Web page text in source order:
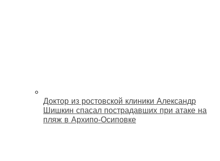
Доктор из ростовской клиники Александр
Шишкин спасал пострадавших при атаке на
пляж в Архипо‑Осиповке